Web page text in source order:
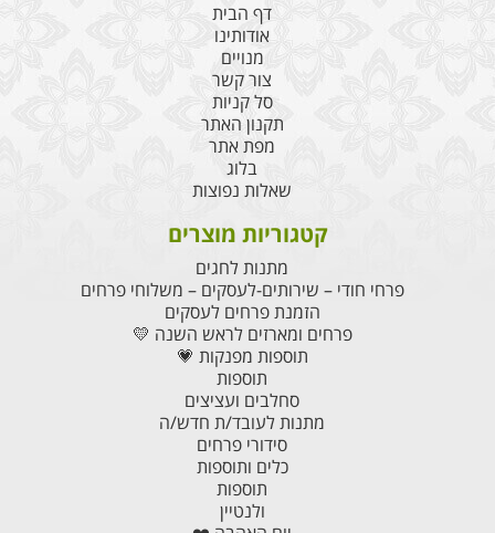
דף הבית
אודותינו
מנויים
צור קשר
סל קניות
תקנון האתר
מפת אתר
בלוג
שאלות נפוצות
קטגוריות מוצרים
מתנות לחגים
פרחי חודי – שירותים-לעסקים – משלוחי פרחים
הזמנת פרחים לעסקים
פרחים ומארזים לראש השנה 💛
תוספות מפנקות 💗
תוספות
סחלבים ועציצים
מתנות לעובד/ת חדש/ה
סידורי פרחים
כלים ותוספות
תוספות
ולנטיין